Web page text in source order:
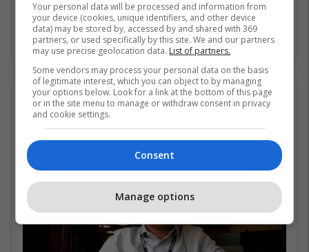
Gjirin Persik dhe nuk janë në gjendje të arrijnë
në det të hapur për shkak të bllokadës
iraniane. /Telegrafi/
07/05/2026 • 16:19
Në çfarë kushtesh mund të
rihapet Ngushtica e Hormuzit?
Your personal data will be processed and information from
your device (cookies, unique identifiers, and other device
data) may be stored by, accessed by and shared with 369
partners, or used specifically by this site. We and our partners
may use precise geolocation data. List of partners.
Some vendors may process your personal data on the basis
of legitimate interest, which you can object to by managing
your options below. Look for a link at the bottom of this page
or in the site menu to manage or withdraw consent in privacy
and cookie settings.
Consent
Manage options